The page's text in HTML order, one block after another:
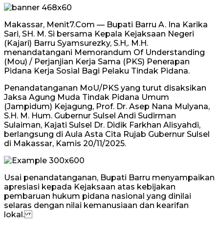
Makassar, Menit7.Com — Bupati Barru A. Ina Karika
Sari, SH. M. Si bersama Kepala Kejaksaan Negeri
(Kajari) Barru Syamsurezky, S.H,. M.H.
menandatangani Memorandum Of Understanding
(Mou) / Perjanjian Kerja Sama (PKS) Penerapan
Pidana Kerja Sosial Bagi Pelaku Tindak Pidana.
Penandatanganan MoU/PKS yang turut disaksikan
Jaksa Agung Muda Tindak Pidana Umum
(Jampidum) Kejagung, Prof. Dr. Asep Nana Mulyana,
S.H. M. Hum. Gubernur Sulsel Andi Sudirman
Sulaiman, Kajati Sulsel Dr. Didik Farkhan Alisyahdi,
berlangsung di Aula Asta Cita Rujab Gubernur Sulsel
di Makassar, Kamis 20/11/2025.
Usai penandatanganan, Bupati Barru menyampaikan
apresiasi kepada Kejaksaan atas kebijakan
pembaruan hukum pidana nasional yang dinilai
selaras dengan nilai kemanusiaan dan kearifan
lokal.